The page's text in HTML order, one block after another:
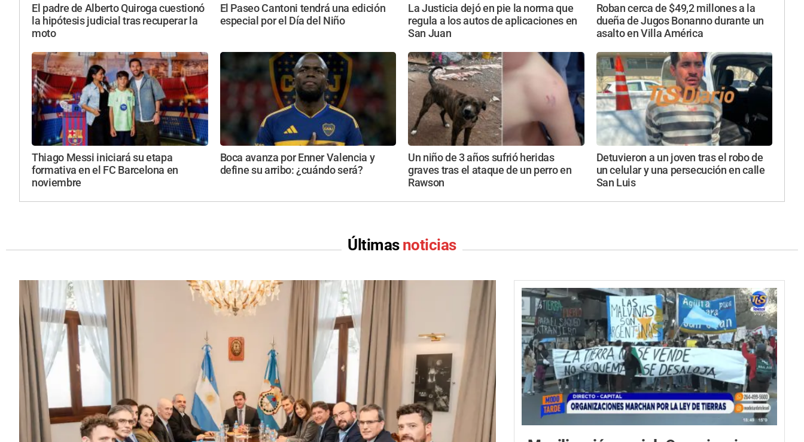
El padre de Alberto Quiroga cuestionó
la hipótesis judicial tras recuperar la
moto
El Paseo Cantoni tendrá una edición
especial por el Día del Niño
La Justicia dejó en pie la norma que
regula a los autos de aplicaciones en
San Juan
Roban cerca de $49,2 millones a la
dueña de Jugos Bonanno durante un
asalto en Villa América
Thiago Messi iniciará su etapa
formativa en el FC Barcelona en
noviembre
Boca avanza por Enner Valencia y
define su arribo: ¿cuándo será?
Un niño de 3 años sufrió heridas
graves tras el ataque de un perro en
Rawson
Detuvieron a un joven tras el robo de
un celular y una persecución en calle
San Luis
Últimas noticias